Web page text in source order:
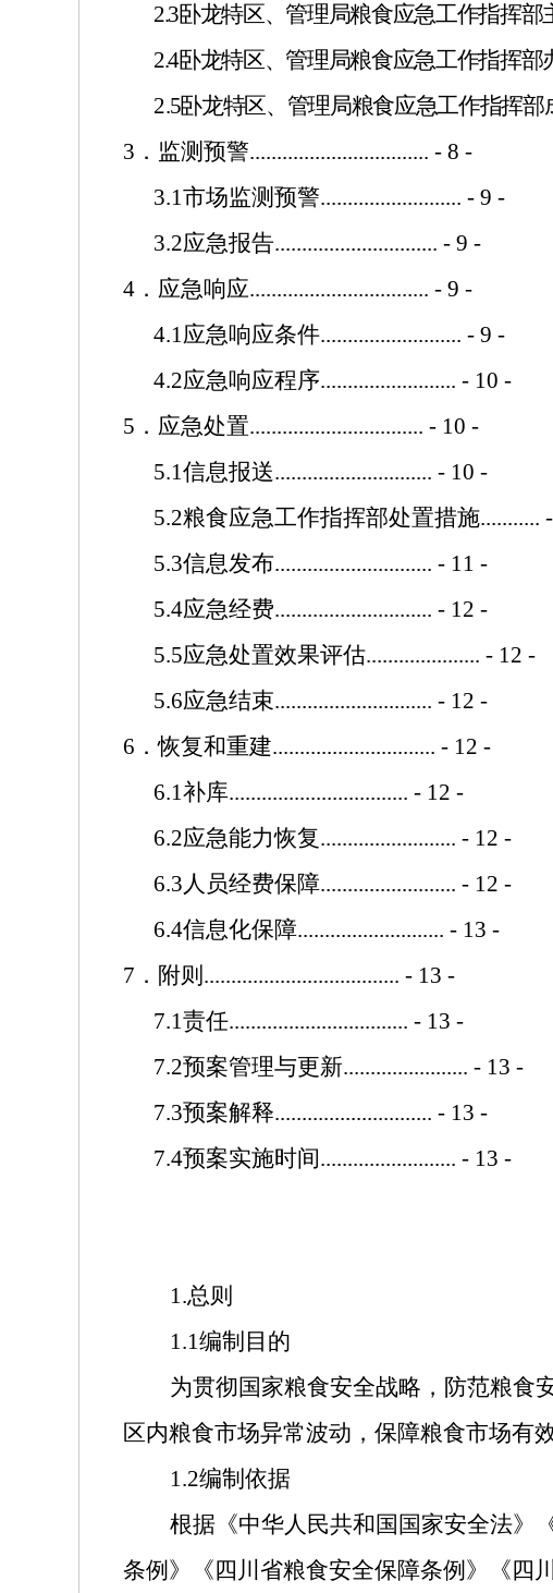
2.3卧龙特区、管理局粮食应急工作指挥部
2.4卧龙特区、管理局粮食应急工作指挥部
2.5卧龙特区、管理局粮食应急工作指挥部
3 ．监测预警................................. - 8 -
3.1市场监测预警.......................... - 9 -
3.2应急报告.............................. - 9 -
4 ．应急响应................................. - 9 -
4.1应急响应条件.......................... - 9 -
4.2应急响应程序......................... - 10 -
5 ．应急处置................................ - 10 -
5.1信息报送............................. - 10 -
5.2粮食应急工作指挥部处置措施...........
5.3信息发布............................. - 11 -
5.4应急经费............................. - 12 -
5.5应急处置效果评估..................... - 12 -
5.6应急结束............................. - 12 -
6 ．恢复和重建.............................. - 12 -
6.1补库................................. - 12 -
6.2应急能力恢复......................... - 12 -
6.3人员经费保障......................... - 12 -
6.4信息化保障........................... - 13 -
7 ．附则 .................................... - 13 -
7.1责任................................. - 13 -
7.2预案管理与更新....................... - 13 -
7.3预案解释............................. - 13 -
7.4预案实施时间......................... - 13 -
1.总则
1.1编制目的
为贯彻国家粮食安全战略，防范粮食
区内粮食市场异常波动，保障粮食市场有
1.2编制依据
根据《中华人民共和国国家安全法》
条例》《四川省粮食安全保障条例》《四